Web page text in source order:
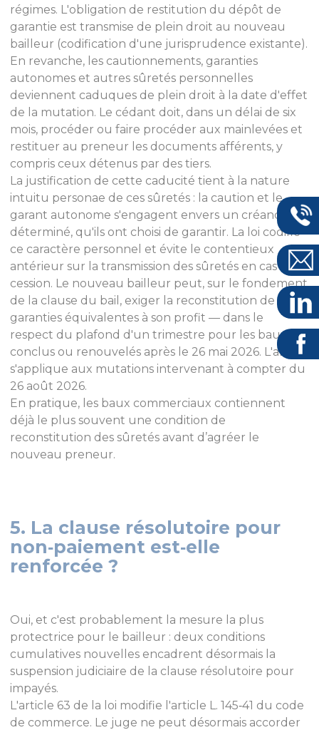
régimes. L'obligation de restitution du dépôt de
garantie est transmise de plein droit au nouveau
bailleur (codification d'une jurisprudence existante).
En revanche, les cautionnements, garanties
autonomes et autres sûretés personnelles
deviennent caduques de plein droit à la date d'effet
de la mutation. Le cédant doit, dans un délai de six
mois, procéder ou faire procéder aux mainlevées et
restituer au preneur les documents afférents, y
compris ceux détenus par des tiers.
La justification de cette caducité tient à la nature
intuitu personae de ces sûretés : la caution et le
garant autonome s'engagent envers un créancier
déterminé, qu'ils ont choisi de garantir. La loi codifie
ce caractère personnel et évite le contentieux
antérieur sur la transmission des sûretés en cas de
cession. Le nouveau bailleur peut, sur le fondement
de la clause du bail, exiger la reconstitution de
garanties équivalentes à son profit — dans le
respect du plafond d'un trimestre pour les baux
conclus ou renouvelés après le 26 mai 2026. L'alinéa
s'applique aux mutations intervenant à compter du
26 août 2026.
En pratique, les baux commerciaux contiennent
déjà le plus souvent une condition de
reconstitution des sûretés avant d’agréer le
nouveau preneur.
5. La clause résolutoire pour
non‑paiement est‑elle
renforcée ?
Oui, et c'est probablement la mesure la plus
protectrice pour le bailleur : deux conditions
cumulatives nouvelles encadrent désormais la
suspension judiciaire de la clause résolutoire pour
impayés.
L'article 63 de la loi modifie l'article L. 145‑41 du code
de commerce. Le juge ne peut désormais accorder